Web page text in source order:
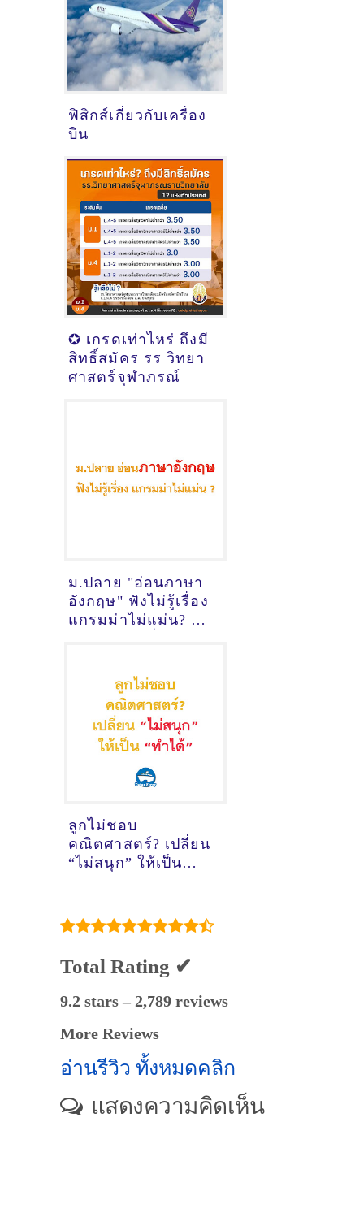
ฟิสิกส์เกี่ยวกับเครื่อง
บิน
✪ เกรดเท่าไหร่ ถึงมี
สิทธิ์สมัคร รร วิทยา
ศาสตร์จุฬาภรณ์
ม.ปลาย "อ่อนภาษา
อังกฤษ" ฟังไม่รู้เรื่อง
แกรมม่าไม่แม่น? นี่
ลูกไม่ชอบ
คณิตศาสตร์? เปลี่ยน
“ไม่สนุก” ให้เป็น
Total Rating ✔
9.2 stars – 2,789 reviews
More Reviews
อ่านรีวิว ทั้งหมดคลิก
แสดงความคิดเห็น